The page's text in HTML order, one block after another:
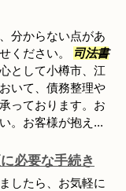
分からない点があ
ください。
司法書
として小樽市、江
いて、債務整理や
っております。お
。お客様が抱え...
必要な手続き
したら、お気軽に